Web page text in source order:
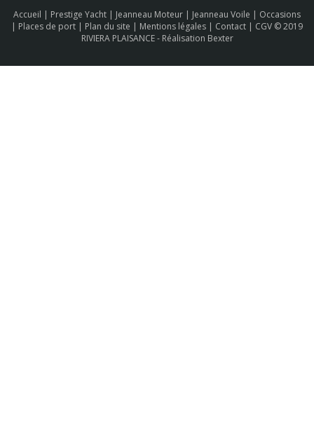
Accueil | Prestige Yacht | Jeanneau Moteur | Jeanneau Voile | Occasions
| Places de port | Plan du site | Mentions légales | Contact | CGV © 2019
RIVIERA PLAISANCE - Réalisation Bexter